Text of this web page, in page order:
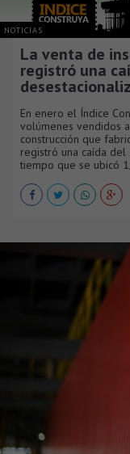
NOTICIAS
La venta de
registró una
En enero el Índice
volúmenes vendidos
construcción que
registró una caída del
tiempo que se ubicó